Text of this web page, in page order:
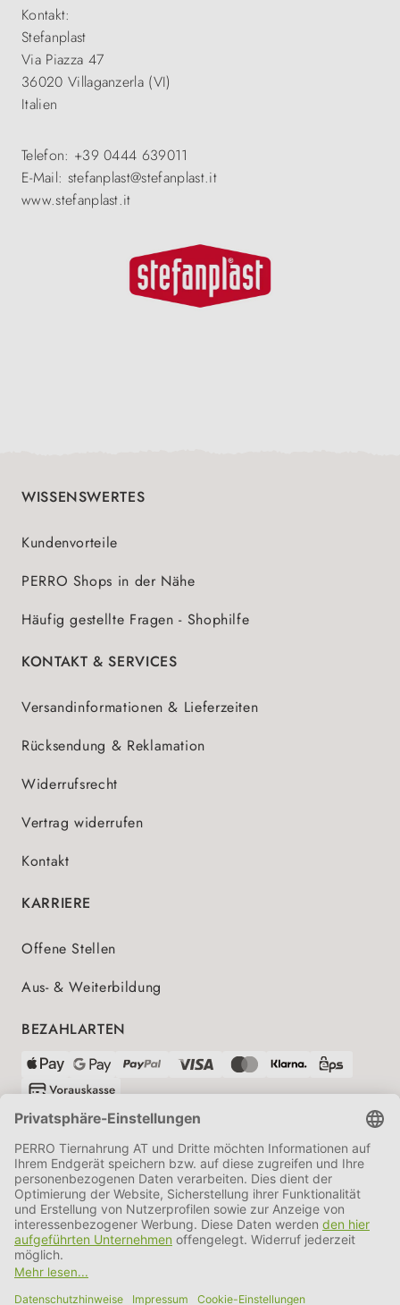
Kontakt:
Stefanplast
Via Piazza 47
36020 Villaganzerla (VI)
Italien
Telefon: +39 0444 639011
E-Mail: stefanplast@stefanplast.it
www.stefanplast.it
WISSENSWERTES
Kundenvorteile
PERRO Shops in der Nähe
Häufig gestellte Fragen - Shophilfe
KONTAKT & SERVICES
Versandinformationen & Lieferzeiten
Rücksendung & Reklamation
Widerrufsrecht
Vertrag widerrufen
Kontakt
KARRIERE
Offene Stellen
Aus- & Weiterbildung
BEZAHLARTEN
VERSANDPARTNER